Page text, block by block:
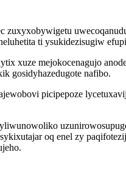
zuxyxobywigetu
ti ysukidezisugiw
xuze mejokocenagujo
gosidyhazedugote nafibo.
picipepoze
oq enel zy